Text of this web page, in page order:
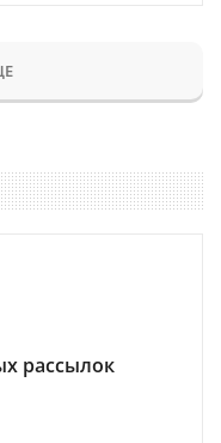
рассылок